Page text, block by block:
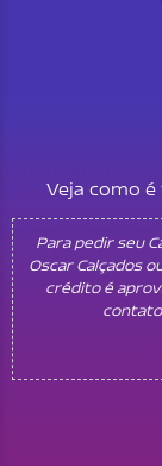
Veja como é
Para pedir seu
Oscar Calçados
crédito é